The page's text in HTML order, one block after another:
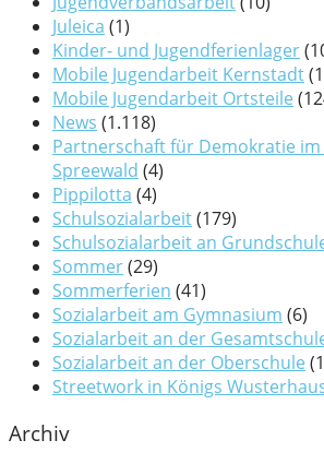
Juleica (1)
Kinder- und Jugendferienlager
Mobile Jugendarbeit Kernstadt
Mobile Jugendarbeit Ortsteile
News (1.118)
Partnerschaft für Demokratie
Spreewald (4)
Pippilotta (4)
Schulsozialarbeit(179)
Schulsozialarbeit an
Sommer(29)
Sommerferien (41)
Sozialarbeit am Gymnasium (6)
Sozialarbeit an der
Sozialarbeit an der Oberschule
Streetwork in Königs
Archiv